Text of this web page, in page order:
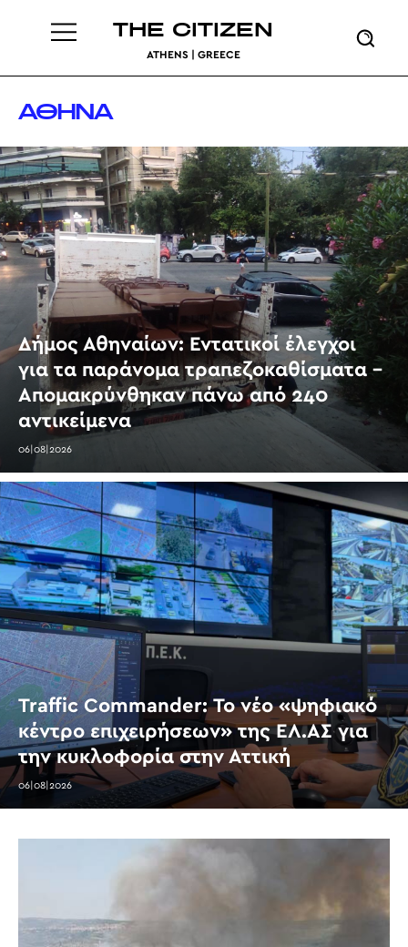
THE CITIZEN
ATHENS | GREECE
ΑΘΗΝΑ
Δήμος Αθηναίων: Εντατικοί έλεγχοι
για τα παράνομα τραπεζοκαθίσματα –
Απομακρύνθηκαν πάνω από 240
αντικείμενα
06|08|2026
Traffic Commander: Το νέο «ψηφιακό
κέντρο επιχειρήσεων» της ΕΛ.ΑΣ για
την κυκλοφορία στην Αττική
06|08|2026